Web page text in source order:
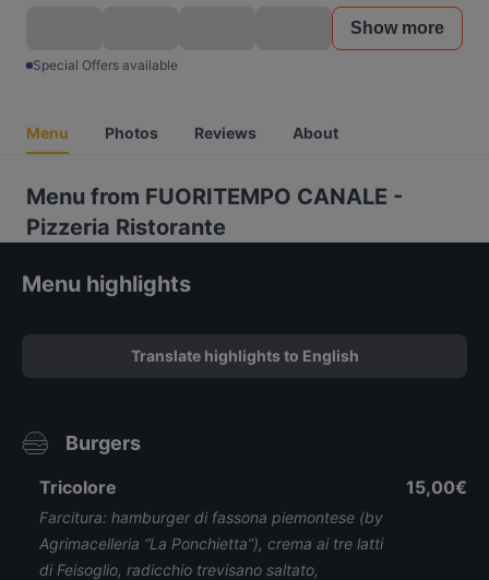
Show more
Special Offers available
Menu Photos Reviews About
Menu from FUORITEMPO CANALE -
Pizzeria Ristorante
Menu highlights
Translate highlights to English
Burgers
Tricolore
Farcitura: hamburger di fassona piemontese (by
Agrimacelleria “La Ponchietta”), crema ai tre latti
di Feisoglio, radicchio trevisano saltato,
15,00€